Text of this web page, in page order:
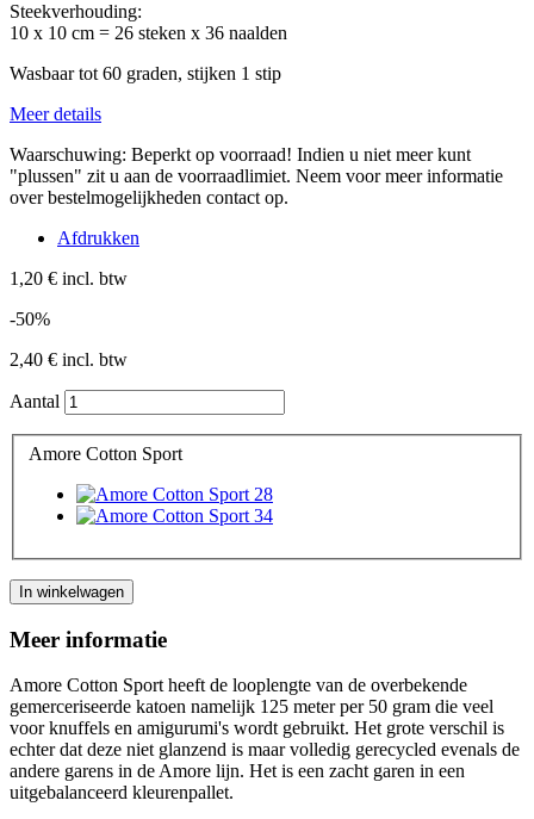
Steekverhouding:
10 x 10 cm = 26 steken x 36 naalden
Wasbaar tot 60 graden, stijken 1 stip
Meer details
Waarschuwing: Beperkt op voorraad! Indien u niet meer kunt
"plussen" zit u aan de voorraadlimiet. Neem voor meer informatie
over bestelmogelijkheden contact op.
Afdrukken
1,20 € incl. btw
-50%
2,40 € incl. btw
Aantal
Amore Cotton Sport
In winkelwagen
Meer informatie
Amore Cotton Sport heeft de looplengte van de overbekende
gemerceriseerde katoen namelijk 125 meter per 50 gram die veel
voor knuffels en amigurumi's wordt gebruikt. Het grote verschil is
echter dat deze niet glanzend is maar volledig gerecycled evenals de
andere garens in de Amore lijn. Het is een zacht garen in een
uitgebalanceerd kleurenpallet.